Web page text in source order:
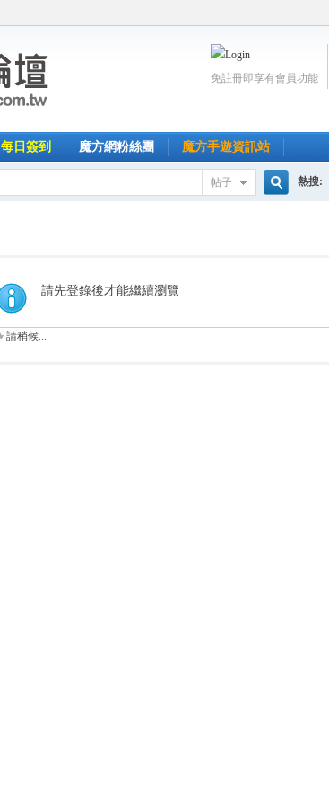
免註冊即享有會員功能
每日簽到 魔方網粉絲團 魔方手遊資訊站
帖子 熱搜:
請先登錄後才能繼續瀏覽
請稍候...